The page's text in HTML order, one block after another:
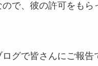
で、彼の許可をもら
ログで皆さんにご報告